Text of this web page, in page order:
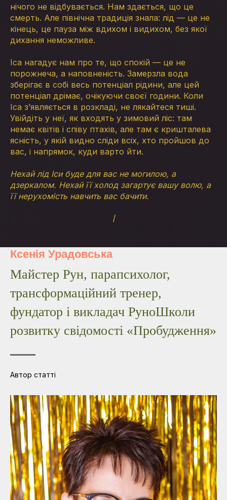
нічого не відбувається. Нам здається, що це
смерть. Але північна традиція знала: лід — це не
кінець, це пауза між вдихом і видихом, без якої
дихання неможливе.
Іса нагадує нам про те, що спокій — це не
порожнеча, а наповненість. Замерзла вода
зберігає в собі весь потенціал рідини, але цей
потенціал дрімає, очікуючи своєї години. Коли
Іса з’являється в розкладі, не лякайтеся тиші.
Увійдіть у неї, як входять у зимовий ліс: там
немає квітів і співу птахів, але там є кришталева
ясність, у якій видно сліди всіх, хто пройшов до
вас, і напрямок, куди варто йти.
Нехай лід Іси буде для вас не могилою, а
дзеркалом. Нехай її холод загартує вашу волю, а
її нерухомість навчить вас бачити.
ᛁ
Ксенія Урадовська
Майстер Рун, парапсихолог,
трансформаційний тренер,
фундатор і викладач РуноШколи
розвитку свідомості «Пробудження»
Автор статті